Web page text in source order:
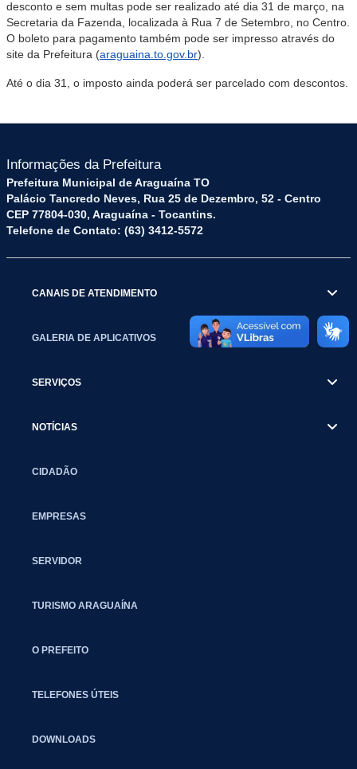
desconto e sem multas pode ser realizado até dia 31 de março, na
Secretaria da Fazenda, localizada à Rua 7 de Setembro, no Centro.
O boleto para pagamento também pode ser impresso através do
site da Prefeitura (araguaina.to.gov.br).
Até o dia 31, o imposto ainda poderá ser parcelado com descontos.
Informações da Prefeitura
Prefeitura Municipal de Araguaína TO
Palácio Tancredo Neves, Rua 25 de Dezembro, 52 - Centro
CEP 77804-030, Araguaína - Tocantins.
Telefone de Contato: (63) 3412-5572
CANAIS DE ATENDIMENTO
GALERIA DE APLICATIVOS
SERVIÇOS
NOTÍCIAS
CIDADÃO
EMPRESAS
SERVIDOR
TURISMO ARAGUAÍNA
O PREFEITO
TELEFONES ÚTEIS
DOWNLOADS